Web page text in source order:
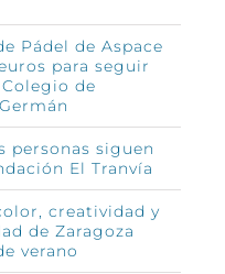
Pádel de Aspace
para seguir
de
personas siguen
El Tranvía
creatividad y
de Zaragoza
verano